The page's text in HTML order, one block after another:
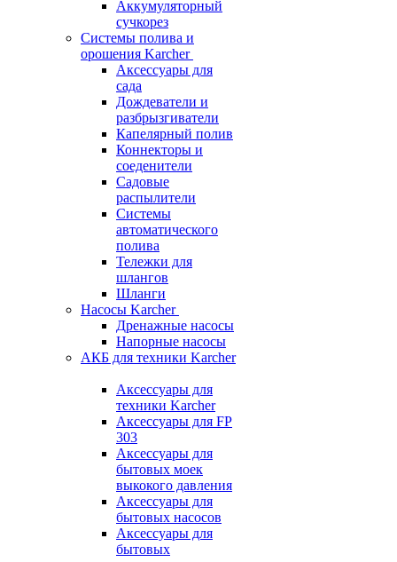
Аккумуляторный
сучкорез
Системы полива и
орошения Karcher
Аксессуары для
сада
Дождеватели и
разбрызгиватели
Капелярный полив
Коннекторы и
соеденители
Садовые
распылители
Системы
автоматического
полива
Тележки для
шлангов
Шланги
Насосы Karcher
Дренажные насосы
Напорные насосы
АКБ для техники Karcher
Аксессуары для
техники Karcher
Аксессуары для FP
303
Аксессуары для
бытовых моек
выкокого давления
Аксессуары для
бытовых насосов
Аксессуары для
бытовых